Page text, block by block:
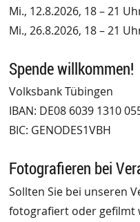
Mi., 12.8.2026, 18 – 21
Mi., 26.8.2026, 18 – 21
Spende willkommen!
Volksbank Tübingen
IBAN: DE08 6039 1310
BIC: GENODES1VBH
Fotografieren bei
Sollten Sie bei unseren
fotografiert oder gefilmt